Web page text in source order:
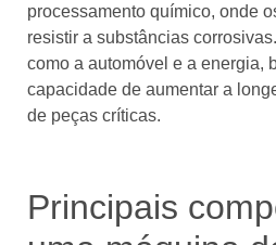
processamento químico, onde
resistir a substâncias
como a automóvel e a energia,
capacidade de aumentar a
de peças críticas.
Principais